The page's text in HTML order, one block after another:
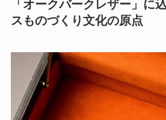
「オークバークレザー」に
スものづくり文化の原点